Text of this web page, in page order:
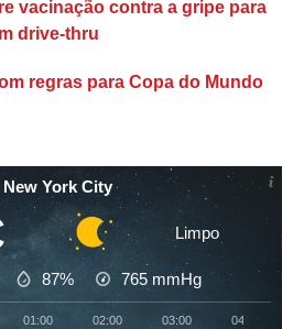
vacinação contra a gripe para
drive-thru
regras para Copa do Mundo
New York City
Limpo
87% 765 mmHg
01:00 02:00 03:00 04:00